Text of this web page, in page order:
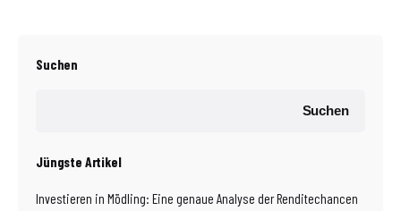
Suchen
Suchen
Jüngste Artikel
Investieren in Mödling: Eine genaue Analyse der Renditechancen